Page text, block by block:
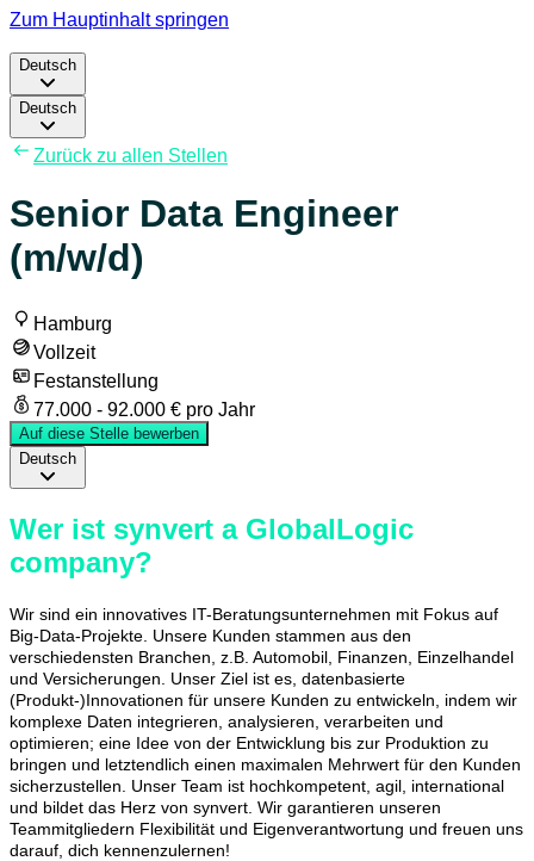
Zum Hauptinhalt springen
Deutsch
Deutsch
Zurück zu allen Stellen
Senior Data Engineer
(m/w/d)
Hamburg
Vollzeit
Festanstellung
77.000 - 92.000 € pro Jahr
Auf diese Stelle bewerben
Deutsch
Wer ist synvert a GlobalLogic
company?
Wir sind ein innovatives IT-Beratungsunternehmen mit Fokus auf
Big-Data-Projekte. Unsere Kunden stammen aus den
verschiedensten Branchen, z.B. Automobil, Finanzen, Einzelhandel
und Versicherungen. Unser Ziel ist es, datenbasierte
(Produkt-)Innovationen für unsere Kunden zu entwickeln, indem wir
komplexe Daten integrieren, analysieren, verarbeiten und
optimieren; eine Idee von der Entwicklung bis zur Produktion zu
bringen und letztendlich einen maximalen Mehrwert für den Kunden
sicherzustellen. Unser Team ist hochkompetent, agil, international
und bildet das Herz von synvert. Wir garantieren unseren
Teammitgliedern Flexibilität und Eigenverantwortung und freuen uns
darauf, dich kennenzulernen!